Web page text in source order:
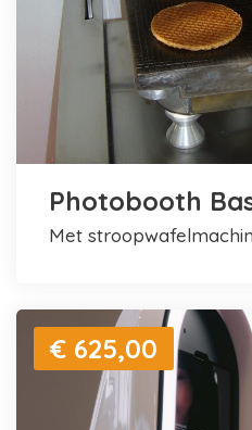
Photobooth
met
€ 625,00